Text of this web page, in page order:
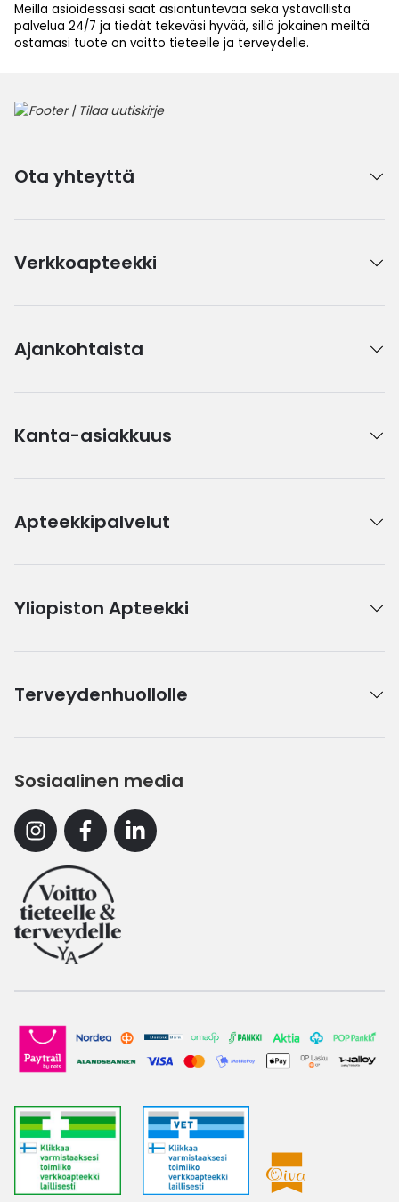
Meillä asioidessasi saat asiantuntevaa sekä ystävällistä
palvelua 24/7 ja tiedät tekeväsi hyvää, sillä jokainen meiltä
ostamasi tuote on voitto tieteelle ja terveydelle.
Ota yhteyttä
Verkkoapteekki
Ajankohtaista
Kanta-asiakkuus
Apteekkipalvelut
Yliopiston Apteekki
Terveydenhuollolle
Sosiaalinen media
InstagramFacebookLinkedin